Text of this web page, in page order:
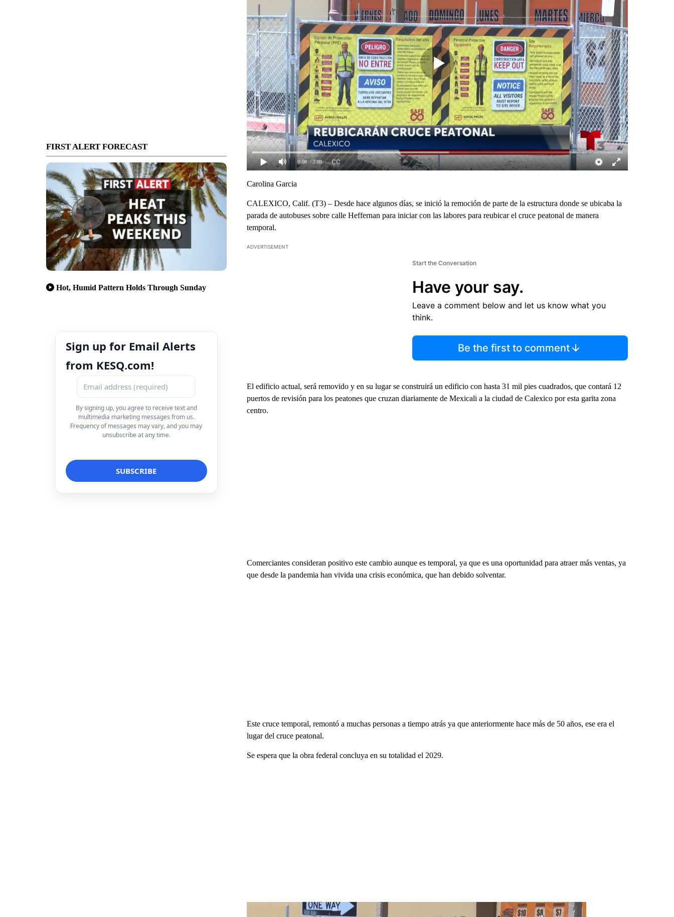
FIRST ALERT FORECAST
Hot, Humid Pattern Holds Through Sunday
Sign up for Email Alerts
from KESQ.com!
By signing up, you agree to receive text and
multimedia marketing messages from us.
Frequency of messages may vary, and you may
unsubscribe at any time.
0:00 / 2:00
Carolina Garcia
CALEXICO, Calif. (T3) – Desde hace algunos días, se inició la remoción de parte de la estructura donde se ubicaba la
parada de autobuses sobre calle Heffernan para iniciar con las labores para reubicar el cruce peatonal de manera
temporal.
ADVERTISEMENT
Start the Conversation
Have your say.
Leave a comment below and let us know what you
think.
Be the first to comment
El edificio actual, será removido y en su lugar se construirá un edificio con hasta 31 mil pies cuadrados, que contará 12
puertos de revisión para los peatones que cruzan diariamente de Mexicali a la ciudad de Calexico por esta garita zona
centro.
Comerciantes consideran positivo este cambio aunque es temporal, ya que es una oportunidad para atraer más ventas, ya
que desde la pandemia han vivida una crisis económica, que han debido solventar.
Este cruce temporal, remontó a muchas personas a tiempo atrás ya que anteriormente hace más de 50 años, ese era el
lugar del cruce peatonal.
Se espera que la obra federal concluya en su totalidad el 2029.